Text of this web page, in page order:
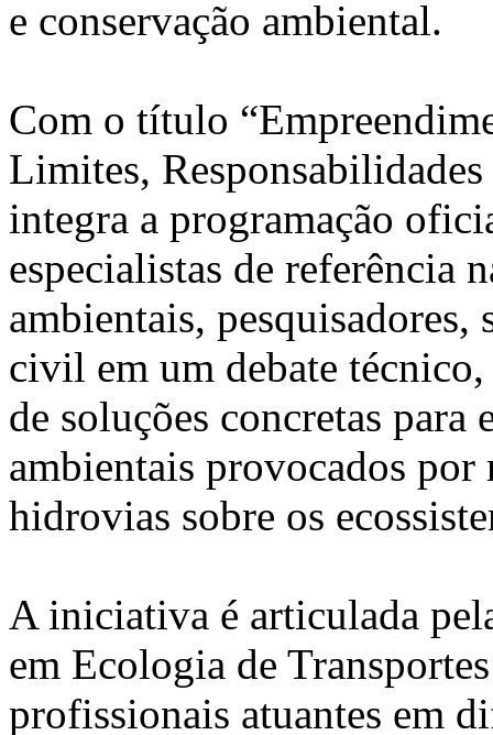
e conservação ambiental.
Com o título
Limites,
integra a programação
especialistas de referência
ambientais, pesquisadores,
civil em um debate
de soluções concretas
ambientais provocados
hidrovias sobre os
A iniciativa é articulada
em Ecologia de
profissionais atuantes em